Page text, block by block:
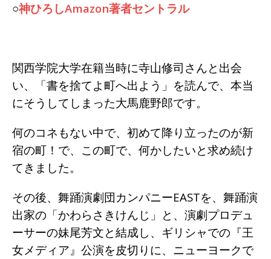
○神ひろしAmazon著者セントラル
関西学院大学在籍当時に寺山修司さんと出会
い、「書を捨てよ町へ出よう」を読んで、本当
にそうしてしまった大馬鹿野郎です。
何のコネもない中で、初めて降り立ったのが新
宿の町！で、この町で、何かしたいと求め続け
てきました。
その後、舞踊演劇団カンパニーEASTを、舞踊演
出家の「かわらさきけんじ」と、演劇プロデュ
ーサーの妹尾芳文と結成し、ギリシャでの『王
女メディア』公演を皮切りに、ニューヨークで